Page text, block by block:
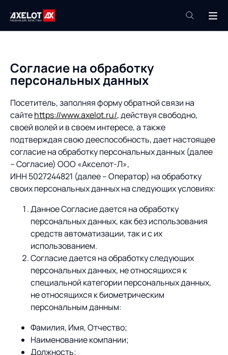
Техподдержка
+7 (800) 600-68-34
Компания
Продукты
Роботизация
Академия
Услуги
Пресс-центр
Проекты
Контакты
О компании
О компании
ИТ-аккредитация
Карьера
Импортозамещение
Продукты
Управление цепями
поставок
Управление складами
Управление перевозками
и транспортным парком
Оптимизация в цепях
поставок
Логистический
Услуги
Логистический
консалтинг
Автоматизация
Нетворкинг и обмен
Облачные сервисы
Пресс-центр
Новости
Согласие на обработку
персональных данных
Посетитель, заполняя форму обратной связи на
сайтеhttps://www.axelot.ru/, действуя свободно,
своей волей и в своем интересе, а также
подтверждая свою дееспособность, дает настоящее
согласие на обработку персональных данных (далее
– Согласие) ООО «Акселот-Л»,
ИНН 5027244821 (далее – Оператор) на обработку
своих персональных данных на следующих условиях:
Данное Согласие дается на обработку
персональных данных, как без использования
средств автоматизации, так и с их
использованием.
Согласие дается на обработку следующих
персональных данных, не относящихся к
специальной категории персональных данных,
не относящихся к биометрическим
персональным данным:
Фамилия, Имя, Отчество;
Наименование компании;
Должность;